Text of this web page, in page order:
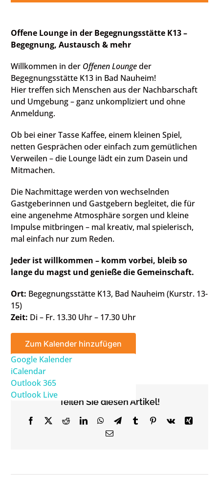
Offene Lounge in der Begegnungsstätte K13 –
Begegnung, Austausch & mehr
Willkommen in der Offenen Loungeder
Begegnungsstätte K13 in Bad Nauheim!
Hier treffen sich Menschen aus der Nachbarschaft
und Umgebung – ganz unkompliziert und ohne
Anmeldung.
Ob bei einer Tasse Kaffee, einem kleinen Spiel,
netten Gesprächen oder einfach zum gemütlichen
Verweilen – die Lounge lädt ein zum Dasein und
Mitmachen.
Die Nachmittage werden von wechselnden
Gastgeberinnen und Gastgebern begleitet, die für
eine angenehme Atmosphäre sorgen und kleine
Impulse mitbringen – mal kreativ, mal spielerisch,
mal einfach nur zum Reden.
Jeder ist willkommen – komm vorbei, bleib so
lange du magst und genieße die Gemeinschaft.
Ort: Begegnungsstätte K13, Bad Nauheim (Kurstr. 13-
15)
Zeit: Di – Fr. 13.30 Uhr – 17.30 Uhr
Zum Kalender hinzufügen
Google Kalender
iCalendar
Outlook 365
Outlook Live
Teilen Sie diesen Artikel!
Facebook
X RedditLinkedInWhatsApp
TelegramTumblrPinterest
Vk
Xing
Email